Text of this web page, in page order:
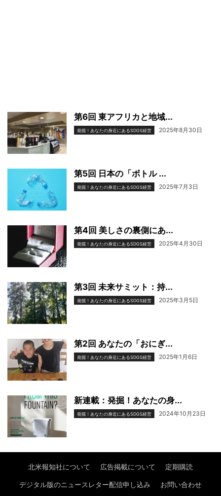
第6回 東アフリカと地域...
発掘！あなたの身近にあるSDGS経営 2025年8月30日
第5回 日本の「ボトル ...
発掘！あなたの身近にあるSDGS経営 2025年7月3日
第4回 美しさの裏側にあ...
発掘！あなたの身近にあるSDGS経営 2025年4月30日
第3回 未来サミット：持...
発掘！あなたの身近にあるSDGS経営 2025年3月5日
第2回 あなたの「おにぎ...
発掘！あなたの身近にあるSDGS経営 2025年1月6日
新連載：発掘！あなたの身...
発掘！あなたの身近にあるSDGS経営 2024年10月23日
北米報知社について 広告掲載について 定期購読
デジタル版のニュースレター配信申し込み お問い合わせ